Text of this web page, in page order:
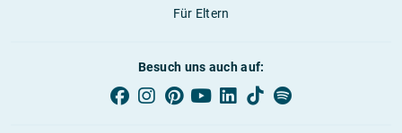
Für Eltern
Besuch uns auch auf: